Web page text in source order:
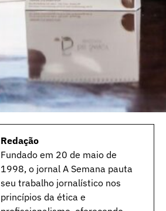
Redação
Fundado em 20 de maio de
1998, o jornal A Semana pauta
seu trabalho jornalístico nos
princípios da ética e